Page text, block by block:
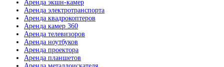
Аренда экшн-камер
Аренда электротранспорта
Аренда квадрокоптеров
Аренда камер 360
Аренда телевизоров
Аренда ноутбуков
Аренда проектора
Аренда планшетов